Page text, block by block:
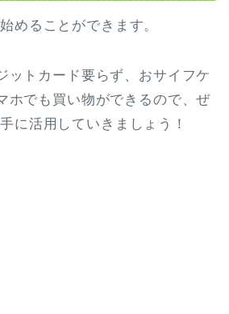
めることができます。
ットカード要らず、おサイフケ
ホでも買い物ができるので、ぜ
に活用していきましょう！